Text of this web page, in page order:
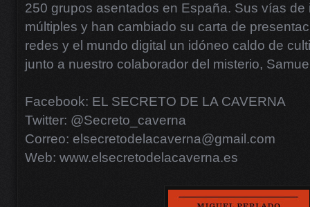
250 grupos asentados en España. Sus vías de
múltiples y han cambiado su carta de
redes y el mundo digital un idóneo caldo de
junto a nuestro colaborador del misterio,
Facebook: EL SECRETO DE LA CAVERNA
Twitter: @Secreto_caverna
Correo: elsecretodelacaverna@gmail.com
Web: www.elsecretodelacaverna.es